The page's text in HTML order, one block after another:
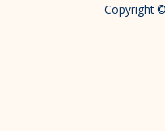
Copyright